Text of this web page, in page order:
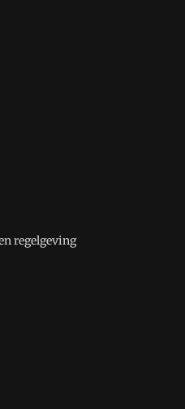
regelgeving